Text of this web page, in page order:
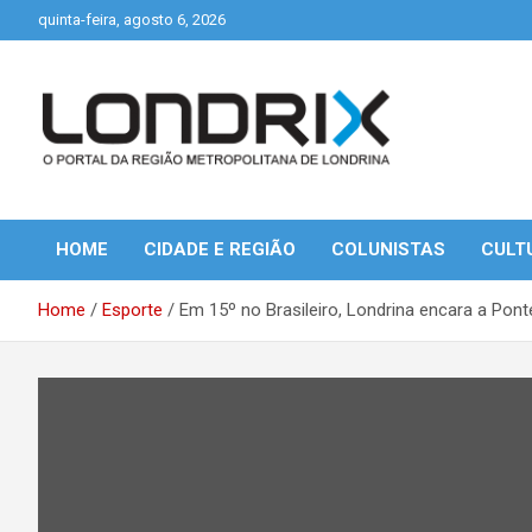
to
quinta-feira, agosto 6, 2026
Londrix
HOME CIDADE E REGIÃO COLUNISTAS
Home Esporte Em 15º no Brasileiro, Londrina encara a